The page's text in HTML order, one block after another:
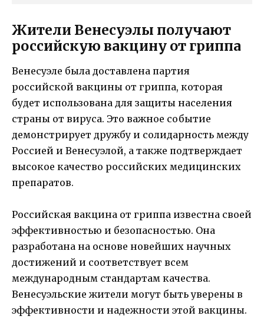
Жители Венесуэлы получают
российскую вакцину от гриппа
Венесуэле была доставлена партия
российской вакцины от гриппа, которая
будет использована для защиты населения
страны от вируса. Это важное событие
демонстрирует дружбу и солидарность между
Россией и Венесуэлой, а также подтверждает
высокое качество российских медицинских
препаратов.
Российская вакцина от гриппа известна своей
эффективностью и безопасностью. Она
разработана на основе новейших научных
достижений и соответствует всем
международным стандартам качества.
Венесуэльские жители могут быть уверены в
эффективности и надежности этой вакцины.